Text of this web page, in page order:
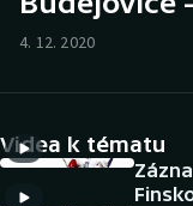
Cyklistika
4. 12. 2020
Videa k tématu